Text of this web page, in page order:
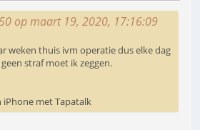
op maart 19, 2020, 17:16:09
weken thuis ivm operatie dus elke dag
straf moet ik zeggen.
met Tapatalk